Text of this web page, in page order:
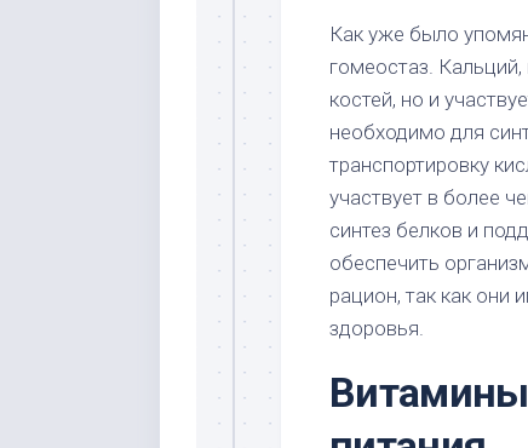
Как уже было
гомеостаз.
костей, но и
необходимо для
транспортировку
участвует в более
синтез белков и
обеспечить
рацион, так как они
здоровья.